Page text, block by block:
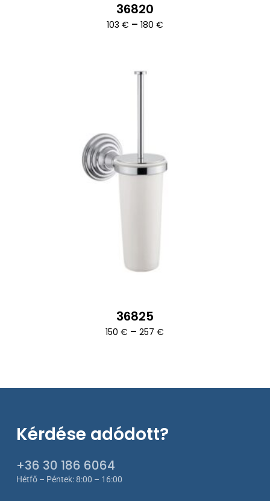
36820
103 € – 180 €Ártartomány:
36825
150€ – 257€
Kérdése adódott?
+36 30 186 6064
Hétfő – Péntek: 8:00 – 16:00